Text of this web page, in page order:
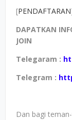
[PENDAFTARAN
DAPATKAN
JOIN
Telegaram :
Telegram :
Dan bagi